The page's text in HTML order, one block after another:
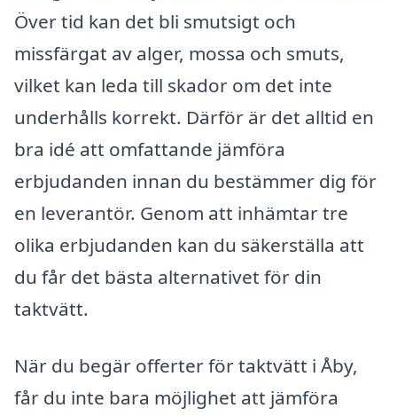
Över tid kan det bli smutsigt och
missfärgat av alger, mossa och smuts,
vilket kan leda till skador om det inte
underhålls korrekt. Därför är det alltid en
bra idé att omfattande jämföra
erbjudanden innan du bestämmer dig för
en leverantör. Genom att inhämtar tre
olika erbjudanden kan du säkerställa att
du får det bästa alternativet för din
taktvätt.
När du begär offerter för taktvätt i Åby,
får du inte bara möjlighet att jämföra